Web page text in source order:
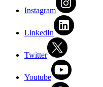
Instagram
LinkedIn
Twitter
Youtube